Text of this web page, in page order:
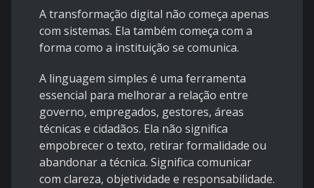
A transformação digital não começa apenas
com sistemas. Ela também começa com a
forma como a instituição se comunica.
A linguagem simples é uma ferramenta
essencial para melhorar a relação entre
governo, empregados, gestores, áreas
técnicas e cidadãos. Ela não significa
empobrecer o texto, retirar formalidade ou
abandonar a técnica. Significa comunicar
com clareza, objetividade e responsabilidade.